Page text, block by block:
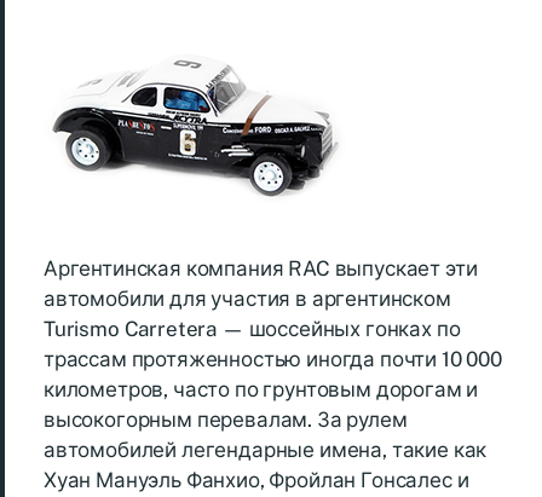
Аргентинская компания RAC выпускает эти
автомобили для участия в аргентинском
Turismo Carretera — шоссейных гонках по
трассам протяженностью иногда почти 10 000
километров, часто по грунтовым дорогам и
высокогорным перевалам. За рулем
автомобилей легендарные имена, такие как
Хуан Мануэль Фанхио, Фройлан Гонсалес и